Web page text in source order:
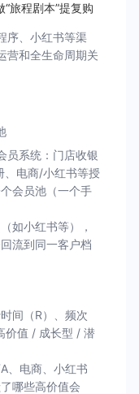
旅程剧本”提复购
序、小红书等渠
营和全生命周期关
员系统：门店收银
、电商/小红书等授
会员池（一个手
如小红书等），
流到同一客户档
间（R）、频次
价值 / 成长型 / 潜
、电商、小红书
哪些高价值会